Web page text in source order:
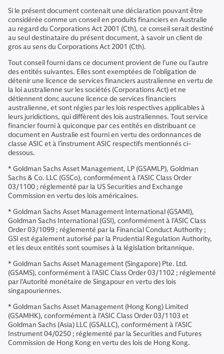
Si le présent document contenait une déclaration pouvant être
considérée comme un conseil en produits financiers en Australie
au regard du Corporations Act 2001 (Cth), ce conseil serait destiné
au seul destinataire du présent document, à savoir un client de
gros au sens du Corporations Act 2001 (Cth).
Tout conseil fourni dans ce document provient de l’une ou l’autre
des entités suivantes. Elles sont exemptées de l’obligation de
détenir une licence de services financiers australienne en vertu de
la loi australienne sur les sociétés (Corporations Act) et ne
détiennent donc aucune licence de services financiers
australienne, et sont régies par les lois respectives applicables à
leurs juridictions, qui diffèrent des lois australiennes. Tout service
financier fourni à quiconque par ces entités en distribuant ce
document en Australie est fourni en vertu des ordonnances de
classe ASIC et à l’instrument ASIC respectifs mentionnés ci-
dessous.
* Goldman Sachs Asset Management, LP (GSAMLP), Goldman
Sachs & Co. LLC (GSCo), conformément à l’ASIC Class Order
03/1100 ; réglementé par la US Securities and Exchange
Commission en vertu des lois américaines.
* Goldman Sachs Asset Management International (GSAMI),
Goldman Sachs International (GSI), conformément à l’ASIC Class
Order 03/1099 ; réglementé par la Financial Conduct Authority ;
GSI est également autorisé par la Prudential Regulation Authority,
et les deux entités sont soumises à la législation britannique.
* Goldman Sachs Asset Management (Singapore) Pte. Ltd.
(GSAMS), conformément à l’ASIC Class Order 03/1102 ; réglementé
par l’Autorité monétaire de Singapour en vertu des lois
singapouriennes.
* Goldman Sachs Asset Management (Hong Kong) Limited
(GSAMHK), conformément à l’ASIC Class Order 03/1103 et
Goldman Sachs (Asia) LLC (GSALLC), conformément à l’ASIC
Instrument 04/0250 ; réglementé par la Securities and Futures
Commission de Hong Kong en vertu des lois de Hong Kong.